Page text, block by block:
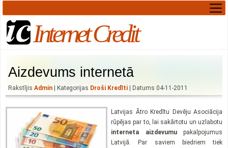
Internet Credit
Aizdevums internetā
Rakstījis Admin | Kategorijas Droši Kredīti | Datums 04-11-2011
Latvijas Ātro Kredītu Devēju Asociācija
rūpējas par to, lai sakārtotu un uzlabotu
interneta aizdevumupakalpojumus
Latvijā. Par saviem biedriem tiek